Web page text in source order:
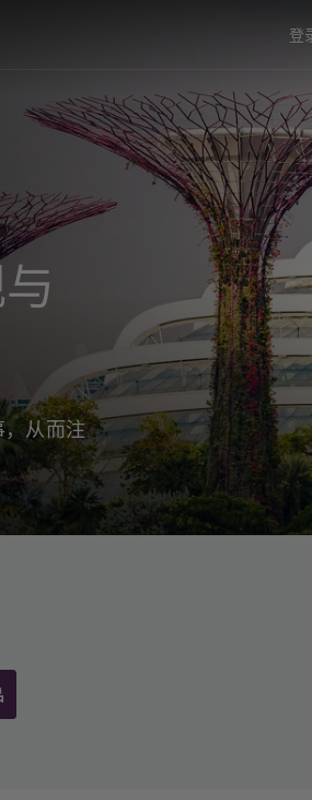
登
从而注